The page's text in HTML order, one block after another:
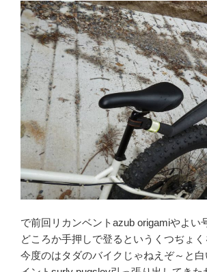
で前回リカンベントazub origamiやよい
どころか手押しで登るというくつぢょ
今度のはタダのバイクじゃねえぞ～と